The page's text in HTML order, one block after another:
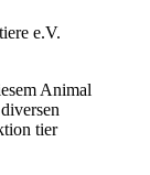
e.V.
Animal
tier